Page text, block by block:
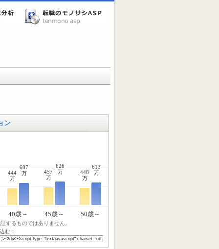
ン
444
万
607
万
457
万
626
万
448
万
613
万
40歳～ 45歳～ 50歳～
するものではありません。
む：